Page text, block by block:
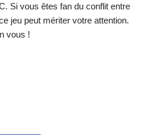
Si vous êtes fan du conflit entre
jeu peut mériter votre attention.
vous !